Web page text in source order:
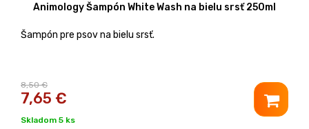
Animology Šampón White Wash na bielu srsť 250ml
Šampón pre psov na bielu srsť.
8,50 €
7,65 €
Skladom 5 ks